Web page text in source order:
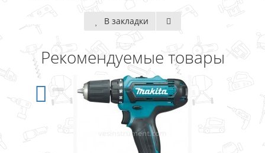
В закладки
Рекомендуемые товары